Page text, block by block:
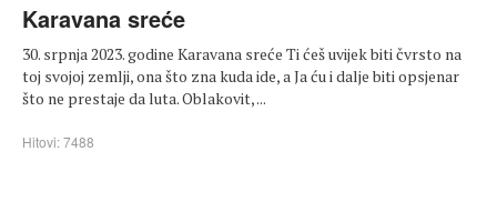
Karavana sreće
30. srpnja 2023. godine Karavana sreće Ti ćeš uvijek biti čvrsto na
toj svojoj zemlji, ona što zna kuda ide, a Ja ću i dalje biti opsjenar
što ne prestaje da luta. Oblakovit, ...
Hitovi: 7488